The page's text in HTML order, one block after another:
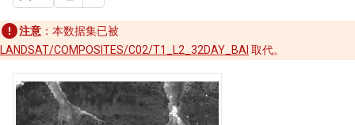
注意 ：本数据集已被
LANDSAT/COMPOSITES/C02/T1_L2_32DAY_BAI 取代。